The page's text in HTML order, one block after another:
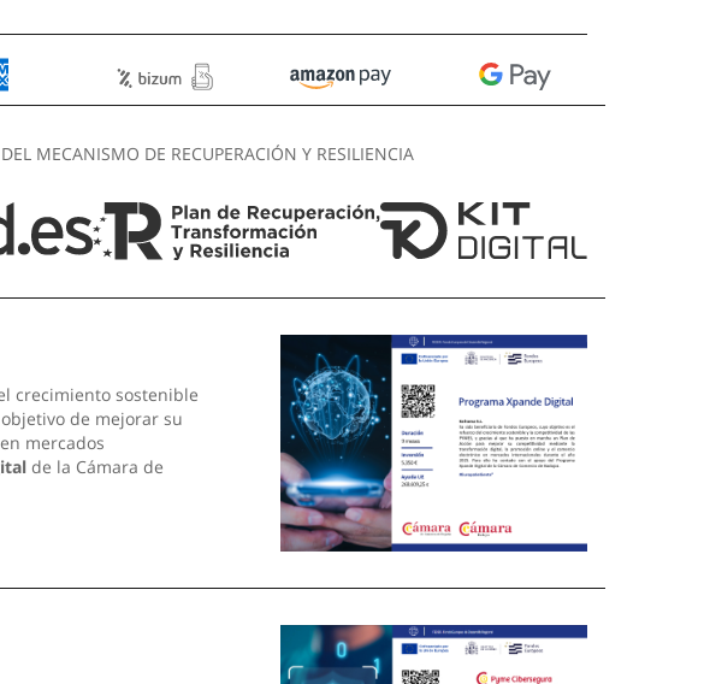
MECANISMO DE RECUPERACIÓN Y RESILIENCIA
crecimiento sostenible
de mejorar su
mercados
de la Cámara de